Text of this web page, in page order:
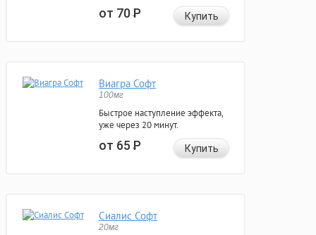
от 70Р Купить
Виагра Софт
100мг
Быстрое наступление эффекта,
уже через 20 минут.
от 65Р Купить
Сиалис Софт
20мг